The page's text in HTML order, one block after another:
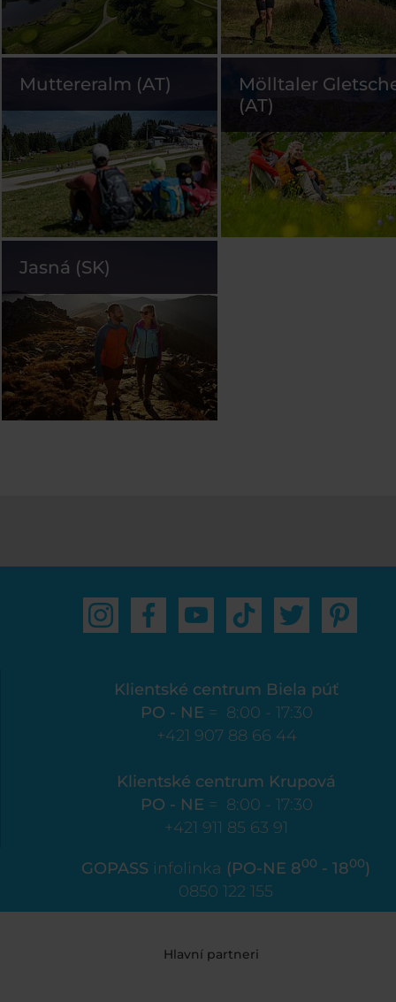
Muttereralm (AT)
Mölltaler
(AT)
Jasná (SK)
Klientské centrum Biela púť
PO - NE = 8:00 - 17:30
+421 907 88 66 44
Klientské centrum Krupová
PO - NE = 8:00 - 17:30
+421 911 85 63 91
GOPASS infolinka (PO-NE 800 - 1800)
0850 122 155
Hlavní partneri